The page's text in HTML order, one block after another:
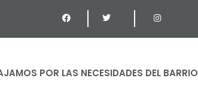
POR LAS NECESIDADES DEL BARRIO